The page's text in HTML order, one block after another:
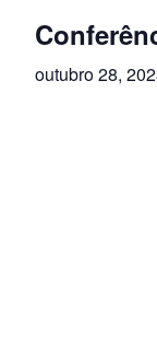
outubro 28,